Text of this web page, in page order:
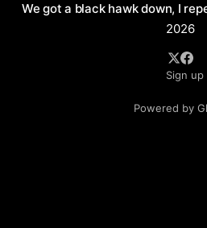
We got a black hawk down, I
2026
Sign up
Powered by